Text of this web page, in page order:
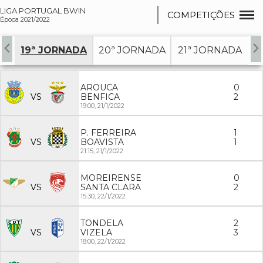
LIGA PORTUGAL BWIN
Época 2021/2022 COMPETIÇÕES
19ª JORNADA 20ª JORNADA 21ª JORNADA
VS
AROUCA
0
BENFICA
2
19:00, 21/1/2022
VS
P. FERREIRA
1
BOAVISTA
1
21:15, 21/1/2022
VS
MOREIRENSE
0
SANTA CLARA
2
15:30, 22/1/2022
VS
TONDELA
2
VIZELA
3
18:00, 22/1/2022